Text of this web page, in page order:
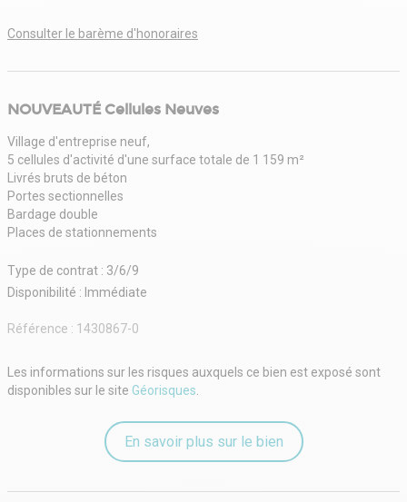
Consulter le barème d'honoraires
NOUVEAUTÉ Cellules Neuves
Village d'entreprise neuf,
5 cellules d'activité d'une surface totale de 1 159 m²
Livrés bruts de béton
Portes sectionnelles
Bardage double
Places de stationnements
Type de contrat : 3/6/9
Disponibilité : Immédiate
Référence : 1430867-0
Les informations sur les risques auxquels ce bien est exposé sont
disponibles sur le site Géorisques
En savoir plus sur le bien